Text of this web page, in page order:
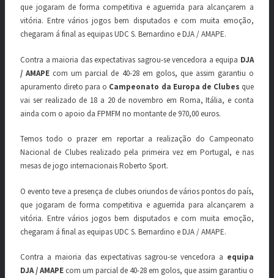
que jogaram de forma competitiva e aguerrida para alcançarem a
vitória. Entre vários jogos bem disputados e com muita emoção,
chegaram á final as equipas UDC S. Bernardino e DJA / AMAPE.
Contra a maioria das expectativas sagrou-se vencedora a equipa DJA
/ AMAPE com um parcial de 40-28 em golos, que assim garantiu o
apuramento direto para o Campeonato da Europa de Clubes que
vai ser realizado de 18 a 20 de novembro em Roma, Itália, e conta
ainda com o apoio da FPMFM no montante de 970,00 euros.
Temos todo o prazer em reportar a realização do Campeonato
Nacional de Clubes realizado pela primeira vez em Portugal, e nas
mesas de jogo internacionais Roberto Sport.
O evento teve a presença de clubes oriundos de vários pontos do país,
que jogaram de forma competitiva e aguerrida para alcançarem a
vitória. Entre vários jogos bem disputados e com muita emoção,
chegaram á final as equipas UDC S. Bernardino e DJA / AMAPE.
Contra a maioria das expectativas sagrou-se vencedora a equipa
DJA / AMAPE com um parcial de 40-28 em golos, que assim garantiu o